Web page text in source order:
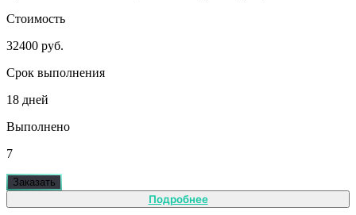
Стоимость
32400 руб.
Срок выполнения
18 дней
Выполнено
7
Заказать
Подробнее